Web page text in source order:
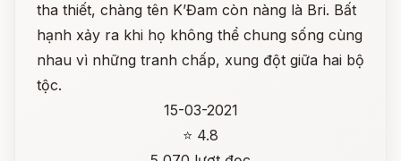
tha thiết, chàng tên K’Đam còn nàng là Bri. Bất
hạnh xảy ra khi họ không thể chung sống cùng
nhau vì những tranh chấp, xung đột giữa hai bộ
tộc.
15-03-2021
⭐ 4.8